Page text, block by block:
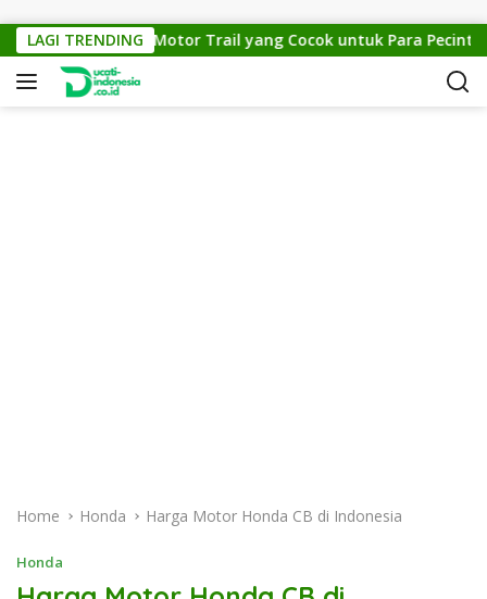
LAGI TRENDING
KTM Cross 150: Motor Trail yang Cocok untuk Para Pecinta Off-
Home Honda Harga Motor Honda CB di Indonesia
Honda